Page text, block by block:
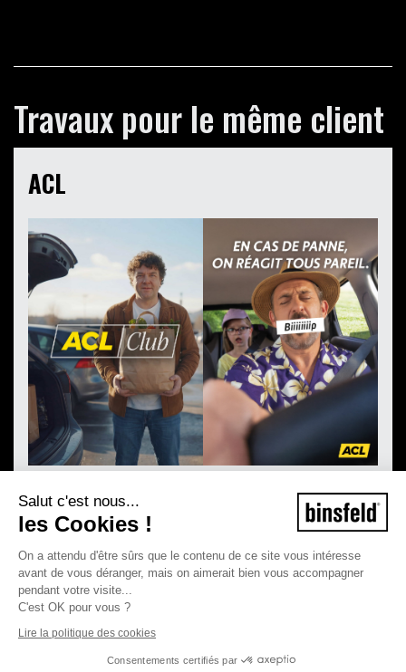
Salut c'est nous...
les Cookies !
On a attendu d'être sûrs que le contenu de ce site vous intéresse
avant de vous déranger, mais on aimerait bien vous accompagner
pendant votre visite...
C'est OK pour vous ?
Lire la politique des cookies
Consentements certifiés par
Travaux pour le même client
ACL